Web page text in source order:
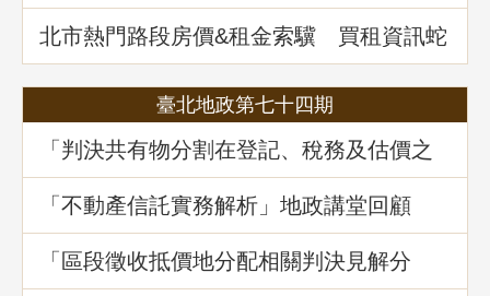
北市熱門路段房價&租金索驥 買租資訊蛇
麼都有
臺北地政第七十四期
「判決共有物分割在登記、稅務及估價之
爭議問題」地政講堂回顧
「不動產信託實務解析」地政講堂回顧
「區段徵收抵價地分配相關判決見解分
析」地政講堂回顧